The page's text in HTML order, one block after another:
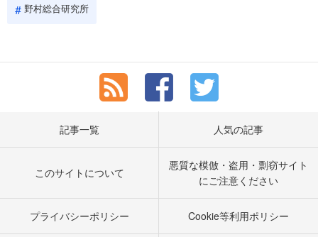
野村総合研究所
記事一覧 人気の記事
このサイトについて
悪質な模倣・盗用・剽窃サイト
にご注意ください
プライバシーポリシー Cookie等利用ポリシー